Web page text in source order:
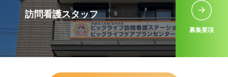
訪問看護スタッフ
募集要項